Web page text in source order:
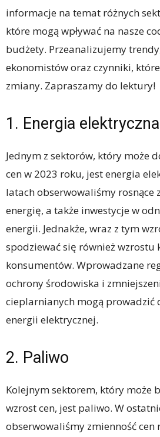
informacje na temat różnych
które mogą wpływać na nasze
budżety. Przeanalizujemy
ekonomistów oraz czynniki,
zmiany. Zapraszamy do lektury!
1. Energia elektryczna
Jednym z sektorów, który może
cen w 2023 roku, jest energia
latach obserwowaliśmy rosnące
energię, a także inwestycje w
energii. Jednakże, wraz z tym
spodziewać się również wzrostu
konsumentów. Wprowadzane
ochrony środowiska i
cieplarnianych mogą prowadzić
energii elektrycznej.
2. Paliwo
Kolejnym sektorem, który może
wzrost cen, jest paliwo. W
obserwowaliśmy zmienność cen